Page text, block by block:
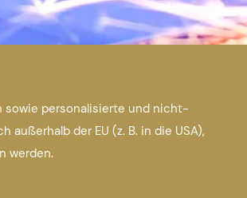
sowie personalisierte und nicht-
der EU (z. B. in die USA),
werden.